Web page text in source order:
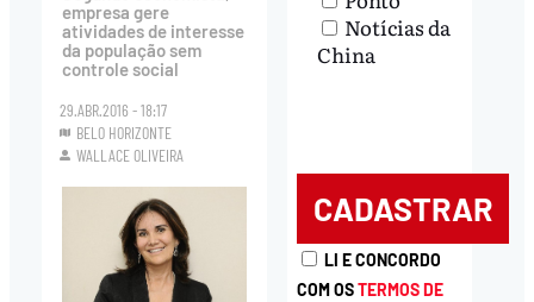
empresa gere
atividades de interesse
da população sem
controle social
29.ABR.2016 - 18:17
BELO HORIZONTE
WALLACE OLIVEIRA
Notícias da
China
LI E CONCORDO
COM OSTERMOS DE